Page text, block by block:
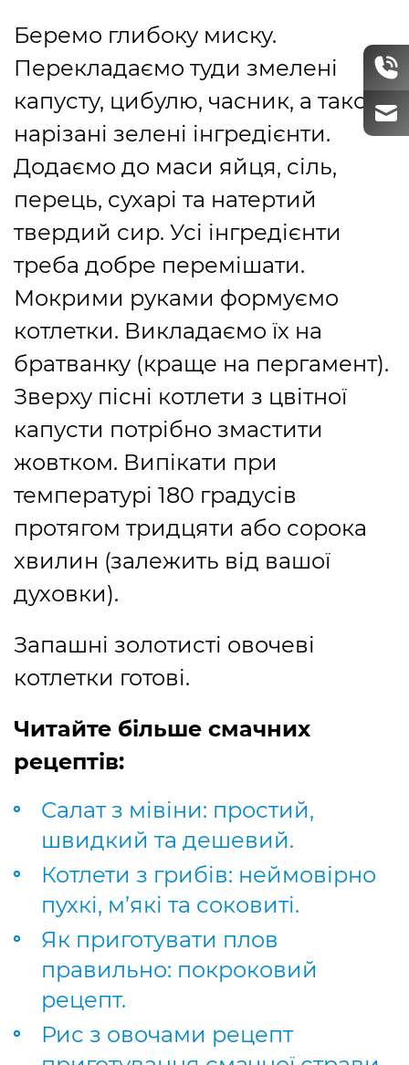
Беремо глибоку миску.
Перекладаємо туди змелені
капусту, цибулю, часник, а також
нарізані зелені інгредієнти.
Додаємо до маси яйця, сіль,
перець, сухарі та натертий
твердий сир. Усі інгредієнти
треба добре перемішати.
Мокрими руками формуємо
котлетки. Викладаємо їх на
братванку (краще на пергамент).
Зверху пісні котлети з цвітної
капусти потрібно змастити
жовтком. Випікати при
температурі 180 градусів
протягом тридцяти або сорока
хвилин (залежить від вашої
духовки).
Запашні золотисті овочеві
котлетки готові.
Читайте більше смачних
рецептів:
Салат з мівіни: простий,
швидкий та дешевий.
Котлети з грибів: неймовірно
пухкі, м’які та соковиті.
Як приготувати плов
правильно: покроковий
рецепт.
Рис з овочами рецепт